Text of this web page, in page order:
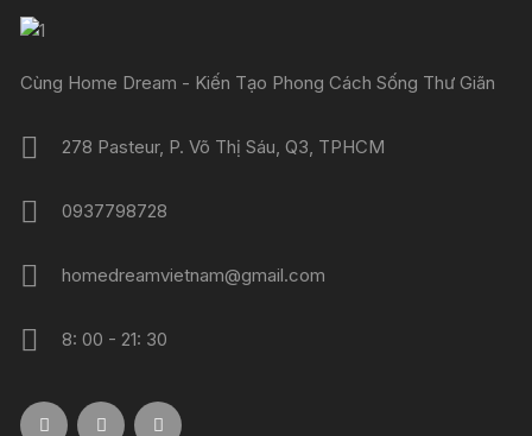
Cùng Home Dream - Kiến Tạo Phong Cách Sống Thư Giãn
278 Pasteur, P. Võ Thị Sáu, Q3, TPHCM
0937798728
homedreamvietnam@gmail.com
8: 00 - 21: 30